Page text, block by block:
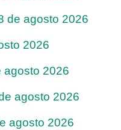
de agosto 2026
2026
agosto 2026
agosto 2026
agosto 2026